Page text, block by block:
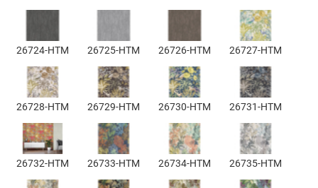
26724-HTM 26725-HTM 26726-HTM 26727-HTM
26728-HTM 26729-HTM 26730-HTM 26731-HTM
26732-HTM 26733-HTM 26734-HTM 26735-HTM